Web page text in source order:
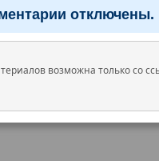
отключены.
возможна только со